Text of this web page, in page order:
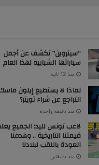
“سيتروين” تكشف عن أجمل
سياراتها الشبابية لهذا العام
منذ 12 ثانية
لماذا لا يستطيع إيلون
التراجع عن شراء تويتر؟
منذ دقيقة واحدة
لاعب تونس لليد: الجميع
قيمتنا التاريخية .. وهدفنا
العودة باللقب لبلادنا
منذ دقيقتين